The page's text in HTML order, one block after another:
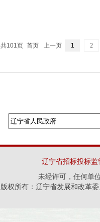
共101页 首页 上一页 1 2
辽宁省招标投标监
未经许可，任何单
版权所有：辽宁省发展和改革